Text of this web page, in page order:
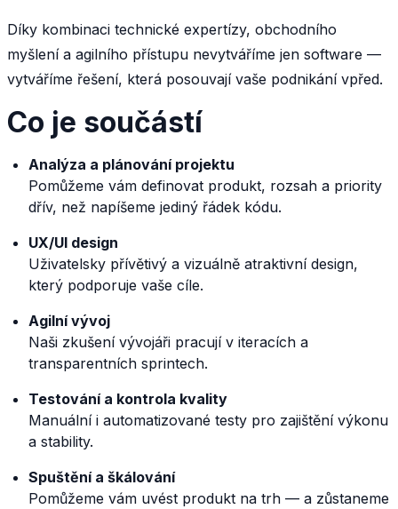
Díky kombinaci technické expertízy, obchodního
myšlení a agilního přístupu nevytváříme jen software —
vytváříme řešení, která posouvají vaše podnikání vpřed.
Co je součástí
Analýza a plánování projektu
Pomůžeme vám definovat produkt, rozsah a priority
dřív, než napíšeme jediný řádek kódu.
UX/UI design
Uživatelsky přívětivý a vizuálně atraktivní design,
který podporuje vaše cíle.
Agilní vývoj
Naši zkušení vývojáři pracují v iteracích a
transparentních sprintech.
Testování a kontrola kvality
Manuální i automatizované testy pro zajištění výkonu
a stability.
Spuštění a škálování
Pomůžeme vám uvést produkt na trh — a zůstaneme